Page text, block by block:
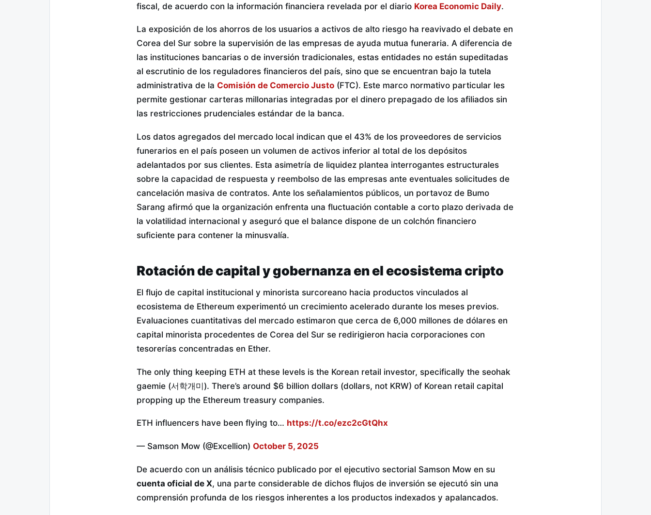
fiscal, de acuerdo con la información financiera revelada por el diario Korea Economic Daily.
La exposición de los ahorros de los usuarios a activos de alto riesgo ha reavivado el debate en
Corea del Sur sobre la supervisión de las empresas de ayuda mutua funeraria. A diferencia de
las instituciones bancarias o de inversión tradicionales, estas entidades no están supeditadas
al escrutinio de los reguladores financieros del país, sino que se encuentran bajo la tutela
administrativa de la Comisión de Comercio Justo (FTC). Este marco normativo particular les
permite gestionar carteras millonarias integradas por el dinero prepagado de los afiliados sin
las restricciones prudenciales estándar de la banca.
Los datos agregados del mercado local indican que el 43% de los proveedores de servicios
funerarios en el país poseen un volumen de activos inferior al total de los depósitos
adelantados por sus clientes. Esta asimetría de liquidez plantea interrogantes estructurales
sobre la capacidad de respuesta y reembolso de las empresas ante eventuales solicitudes de
cancelación masiva de contratos. Ante los señalamientos públicos, un portavoz de Bumo
Sarang afirmó que la organización enfrenta una fluctuación contable a corto plazo derivada de
la volatilidad internacional y aseguró que el balance dispone de un colchón financiero
suficiente para contener la minusvalía.
Rotación de capital y gobernanza en el ecosistema cripto
El flujo de capital institucional y minorista surcoreano hacia productos vinculados al
ecosistema de Ethereum experimentó un crecimiento acelerado durante los meses previos.
Evaluaciones cuantitativas del mercado estimaron que cerca de 6,000 millones de dólares en
capital minorista procedentes de Corea del Sur se redirigieron hacia corporaciones con
tesorerías concentradas en Ether.
The only thing keeping ETH at these levels is the Korean retail investor, specifically the seohak
gaemie (서학개미). There’s around $6 billion dollars (dollars, not KRW) of Korean retail capital
propping up the Ethereum treasury companies.
ETH influencers have been flying to… https://t.co/ezc2cGtQhx
— Samson Mow (@Excellion) October 5, 2025
De acuerdo con un análisis técnico publicado por el ejecutivo sectorial Samson Mow en su
cuenta oficial de X, una parte considerable de dichos flujos de inversión se ejecutó sin una
comprensión profunda de los riesgos inherentes a los productos indexados y apalancados.